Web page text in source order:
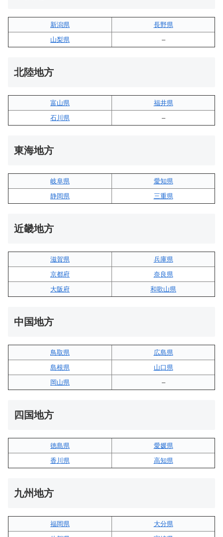
新潟県
長野県
山梨県
–
北陸地方
富山県
福井県
石川県
–
東海地方
岐阜県
愛知県
静岡県
三重県
近畿地方
滋賀県
兵庫県
京都府
奈良県
大阪府
和歌山県
中国地方
鳥取県
広島県
島根県
山口県
岡山県
–
四国地方
徳島県
愛媛県
香川県
高知県
九州地方
福岡県
大分県